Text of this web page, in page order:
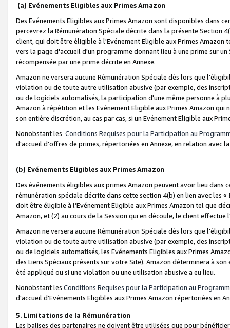
(a) Evénements Eligibles aux Primes Amazon
Des Evénements Eligibles aux Primes Amazon sont disponibles dans
percevrez la Rémunération Spéciale décrite dans la présente Section
client, qui doit être éligible à l'Evénement Eligible aux Primes Amazon
vers la page d'accueil d'un programme donnant lieu à une prime sur
récompensée par une prime décrite en Annexe.
Amazon ne versera aucune Rémunération Spéciale dès lors que
violation ou de toute autre utilisation abusive (par exemple, des
ou de logiciels automatisés, la participation d'une même personne à
Amazon à répétition et les Evénement Eligible aux Primes Amazon qui
son entière discrétion, au cas par cas, si un Evénement Eligible aux
Nonobstant les Conditions Requises pour la Participation au
d'accueil d'offres de primes, répertoriées en Annexe, en relation avec
(b) Evénements Eligibles aux Primes Amazon
Des événements éligibles aux primes Amazon peuvent avoir lieu dans
rémunération spéciale décrite dans cette section 4(b) en lien avec les «
doit être éligible à l’Evénement Eligible aux Primes Amazon tel que
Amazon, et (2) au cours de la Session qui en découle, le client
Amazon ne versera aucune Rémunération Spéciale dès lors que
violation ou de toute autre utilisation abusive (par exemple, des
ou de logiciels automatisés, les Evénements Eligibles aux Primes
des Liens Spéciaux présents sur votre Site). Amazon déterminera à
été appliqué ou si une violation ou une utilisation abusive a eu lieu.
Nonobstant les Conditions Requises pour la Participation au
d'accueil d'Evénements Eligibles aux Primes Amazon répertoriées en
5. Limitations de la Rémunération
Les balises des partenaires ne doivent être utilisées que pour